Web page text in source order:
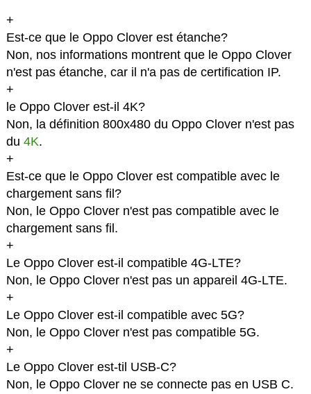
+
Est-ce que le Oppo Clover est étanche?
Non, nos informations montrent que le Oppo Clover
n'est pas étanche, car il n'a pas de certification IP.
+
le Oppo Clover est-il 4K?
Non, la définition 800x480 du Oppo Clover n'est pas
du 4K.
+
Est-ce que le Oppo Clover est compatible avec le
chargement sans fil?
Non, le Oppo Clover n'est pas compatible avec le
chargement sans fil.
+
Le Oppo Clover est-il compatible 4G-LTE?
Non, le Oppo Clover n'est pas un appareil 4G-LTE.
+
Le Oppo Clover est-il compatible avec 5G?
Non, le Oppo Clover n'est pas compatible 5G.
+
Le Oppo Clover est-til USB-C?
Non, le Oppo Clover ne se connecte pas en USB C.